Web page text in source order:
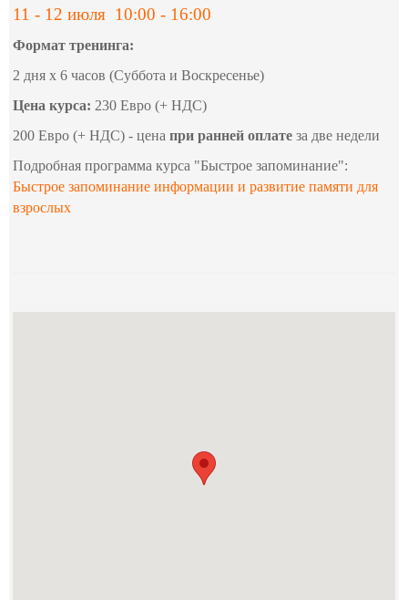
11 - 12 июля 10:00 - 16:00
Формат тренинга:
2 дня х 6 часов (Суббота и Воскресенье)
Цена курса: 230 Евро (+ НДС)
200 Евро (+ НДС) - ценапри ранней оплатеза две недели
Подробная программа курса "Быстрое запоминание":
Быстрое запоминание информации и развитие памяти для
взрослых